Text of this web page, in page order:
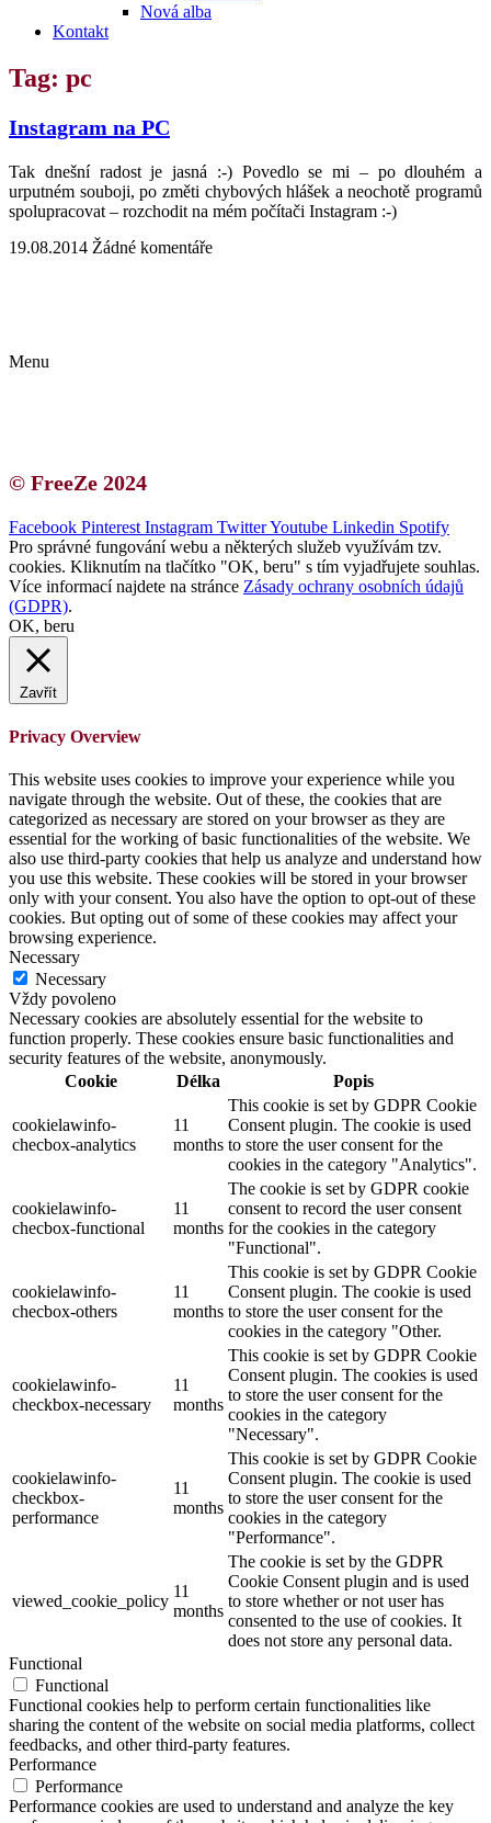
Nová alba
Kontakt
Tag: pc
Instagram na PC
Tak dnešní radost je jasná :-) Povedlo se mi – po dlouhém a
urputném souboji, po změti chybových hlášek a neochotě programů
spolupracovat – rozchodit na mém počítači Instagram :-)
19.08.2014 Žádné komentáře
Menu
© FreeZe 2024
Facebook Pinterest Instagram TwitterYoutube Linkedin Spotify
Pro správné fungování webu a některých služeb využívám tzv.
cookies. Kliknutím na tlačítko "OK, beru" s tím vyjadřujete souhlas.
Více informací najdete na stránce Zásady ochrany osobních údajů
(GDPR).
OK, beru
Zavřít
Privacy Overview
This website uses cookies to improve your experience while you
navigate through the website. Out of these, the cookies that are
categorized as necessary are stored on your browser as they are
essential for the working of basic functionalities of the website. We
also use third-party cookies that help us analyze and understand how
you use this website. These cookies will be stored in your browser
only with your consent. You also have the option to opt-out of these
cookies. But opting out of some of these cookies may affect your
browsing experience.
Necessary
Necessary
Vždy povoleno
Necessary cookies are absolutely essential for the website to
function properly. These cookies ensure basic functionalities and
security features of the website, anonymously.
Cookie
Délka Popis
cookielawinfo-
checbox-analytics
11
months
This cookie is set by GDPR Cookie
Consent plugin. The cookie is used
to store the user consent for the
cookies in the category "Analytics".
cookielawinfo-
checbox-functional
11
months
The cookie is set by GDPR cookie
consent to record the user consent
for the cookies in the category
"Functional".
cookielawinfo-
checbox-others
11
months
This cookie is set by GDPR Cookie
Consent plugin. The cookie is used
to store the user consent for the
cookies in the category "Other.
cookielawinfo-
checkbox-necessary
11
months
This cookie is set by GDPR Cookie
Consent plugin. The cookies is used
to store the user consent for the
cookies in the category
"Necessary".
cookielawinfo-
checkbox-
performance
11
months
This cookie is set by GDPR Cookie
Consent plugin. The cookie is used
to store the user consent for the
cookies in the category
"Performance".
viewed_cookie_policy
11
months
The cookie is set by the GDPR
Cookie Consent plugin and is used
to store whether or not user has
consented to the use of cookies. It
does not store any personal data.
Functional
Functional
Functional cookies help to perform certain functionalities like
sharing the content of the website on social media platforms, collect
feedbacks, and other third-party features.
Performance
Performance
Performance cookies are used to understand and analyze the key